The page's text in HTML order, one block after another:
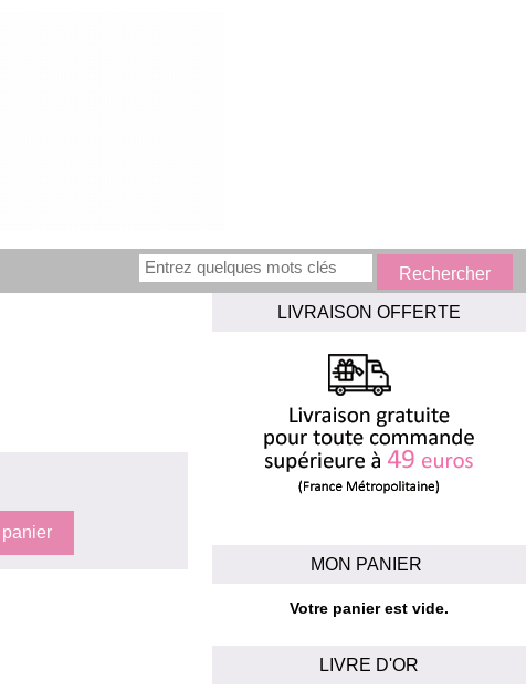
LIVRAISON OFFERTE
MON PANIER
Votre panier est vide.
LIVRE D'OR